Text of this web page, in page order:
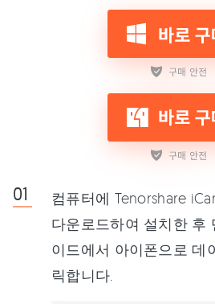
컴퓨터에 Tenorshare
다운로드하여 설치한 후
이드에서 아이폰으로 데
릭합니다.